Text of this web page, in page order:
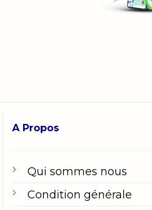
A Propos
Qui sommes nous
Condition générale